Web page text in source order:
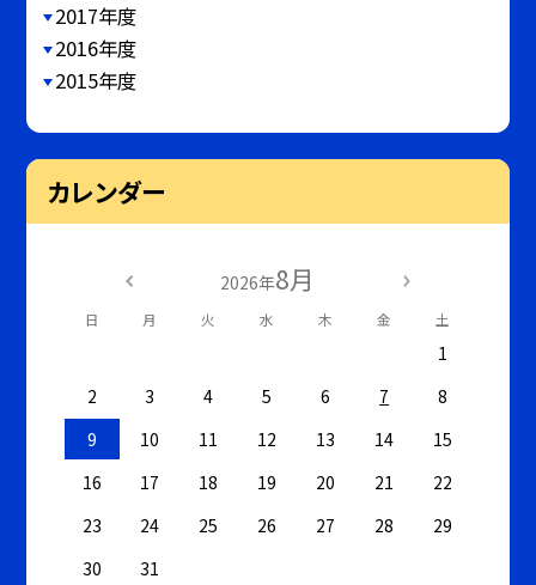
2017年度
2016年度
2015年度
カレンダー
2026年8月
日 月 火 水 木 金 土
1
2
3 4 5 6 7
8
9
10 11 12 13 14
15
16
17 18 19 20 21
22
23
24 25 26 27 28
29
30
31